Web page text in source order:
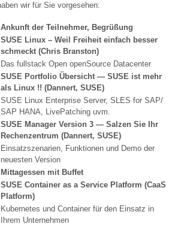
wir für Sie vorgesehen:
Ankunft der Teilnehmer, Begrüßung
SUSE Linux – Weil Freiheit einfach besser
schmeckt (Chris Branston)
Das fullstack Open openSource Datacenter
SUSE Portfolio Übersicht — SUSE ist mehr
als Linux !! (Dannert, SUSE)
SUSE Linux Enterprise Server, SLES for SAP/
SAP HANA, LivePatching uvm.
SUSE Manager Version 3 — Salzen Sie Ihr
Rechenzentrum (Dannert, SUSE)
Einsatzszenarien, Funktionen und Demo der
neuesten Version
Mittagessen mit Buffet
SUSE Container as a Service Platform (CaaS
Platform)
Kubernetes und Container für den Einsatz in
Ihrem Unternehmen